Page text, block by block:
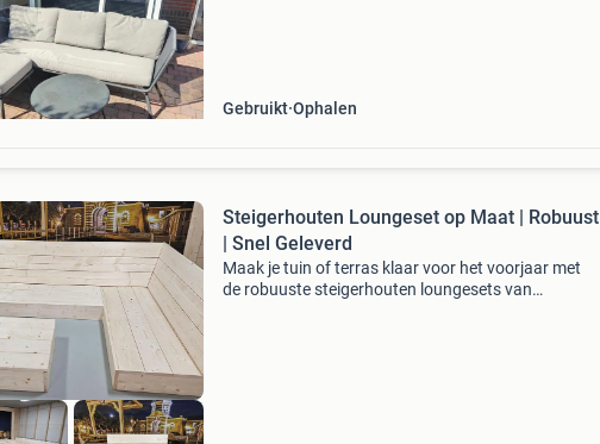
Gebruikt Ophalen
Steigerhouten Loungeset op Maat | Robuust
| Snel Geleverd
Maak je tuin of terras klaar voor het voorjaar met
de robuuste steigerhouten loungesets van